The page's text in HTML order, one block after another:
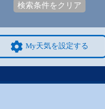
検索条件をクリア
My天気を設定する